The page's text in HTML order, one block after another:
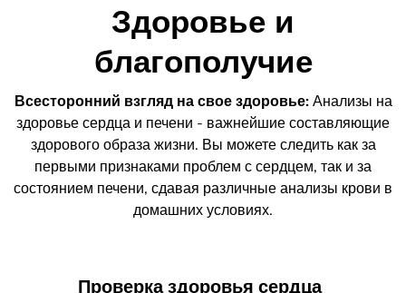
Здоровье и
благополучие
Всесторонний взгляд на свое здоровье:Анализы на
здоровье сердца и печени - важнейшие составляющие
здорового образа жизни. Вы можете следить как за
первыми признаками проблем с сердцем, так и за
состоянием печени, сдавая различные анализы крови в
домашних условиях.
Проверка здоровья сердца